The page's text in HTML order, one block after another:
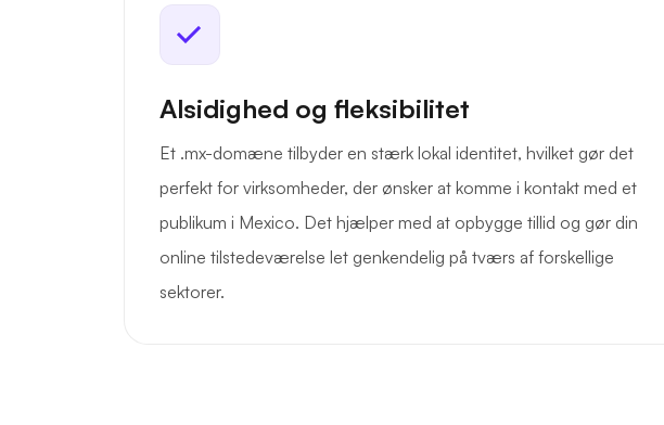
Alsidighed og fleksibilitet
Et .mx-domæne tilbyder en stærk lokal identitet, hvilket gør det
perfekt for virksomheder, der ønsker at komme i kontakt med et
publikum i Mexico. Det hjælper med at opbygge tillid og gør din
online tilstedeværelse let genkendelig på tværs af forskellige
sektorer.